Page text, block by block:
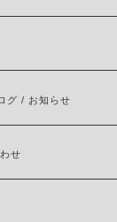
グ / お知らせ
せ